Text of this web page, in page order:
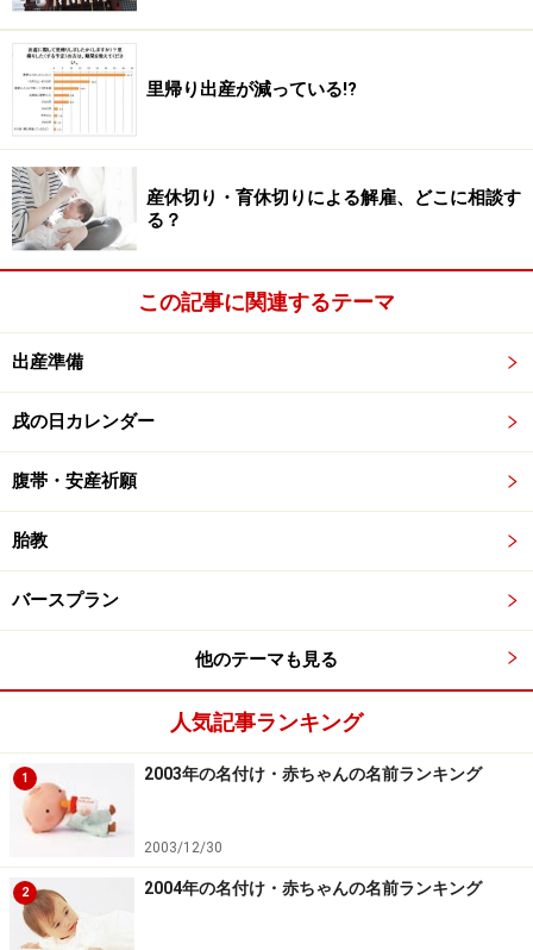
妊娠高血圧症など、妊娠中の体調に応じたレシピも掲載
されているので、妊娠中の方はとても参考になるのでは
ないでしょうか。
ホテルライクなアメニティを望むなら山王
病院（赤坂）
望むお産がかなう場所を、じっくり探してみて
一方、山王病院（東京・赤坂）は、まるでホテルのよう
な雰囲気と快適なアメニティが充実している、まさにセ
ています。
ちゃんと一緒にゆったりとしたラグジュアリーな気分で
過ごせることでしょう。通常は暖かな雰囲気の陣痛室が､
分娩を迎えると一転して最新の医療機器を装備した分娩
室に早変わりするLDR（居室型分娩室）も用意されてい
また、山王病院は麻酔分娩を行っていますので（同院で
は和通分娩と呼ばれています）、痛みについて不安が大
きいという方も選択されることが多いようです。食事も
個人の嗜好を考慮して調理するなど、きめ細やかな対応
がされ、最上階に設置された見晴らしの良い開放的なレ
里帰り出産が減っている!?
産休切り・育休切りによる解雇、どこに相談す
る？
この記事に関連するテーマ
出産準備
戌の日カレンダー
腹帯・安産祈願
胎教
バースプラン
他のテーマも見る
人気記事ランキング
1 2003年の名付け・赤ちゃんの名前ランキング
2003/12/30
2 2004年の名付け・赤ちゃんの名前ランキング